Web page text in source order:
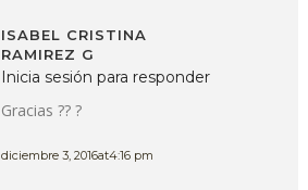
ISABEL CRISTINA
RAMIREZ G
Inicia sesión para responder
Gracias ?? ?
diciembre 3, 2016at4:16 pm